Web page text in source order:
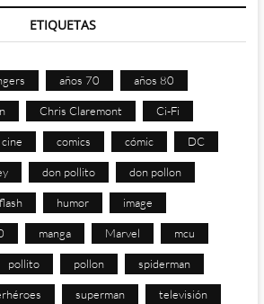
ETIQUETAS
años 70 años 80
Chris Claremont Ci-Fi
cine comics cómic DC
don pollito don pollon
flash humor image
manga Marvel mcu
pollito pollon spiderman
superman televisión